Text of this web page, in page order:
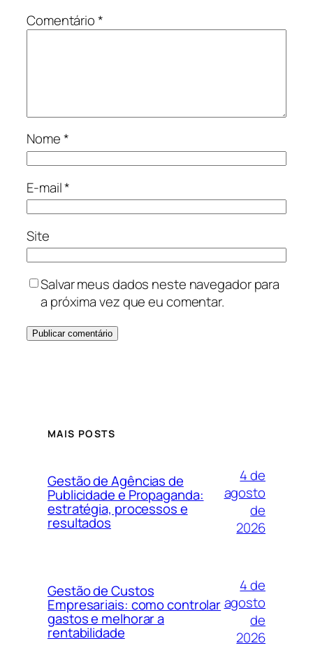
Comentário*
Nome*
E-mail*
Site
Salvar meus dados neste navegador para
a próxima vez que eu comentar.
MAIS POSTS
Gestão de Agências de
Publicidade e Propaganda:
estratégia, processos e
resultados
4 de
agosto
de
2026
Gestão de Custos
Empresariais: como controlar
gastos e melhorar a
rentabilidade
4 de
agosto
de
2026